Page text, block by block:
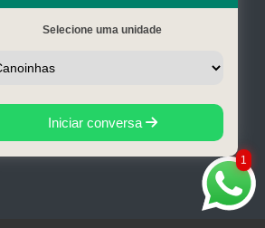
Serviços
Mapa do site
1
Selecione uma unidade
Iniciar conversa